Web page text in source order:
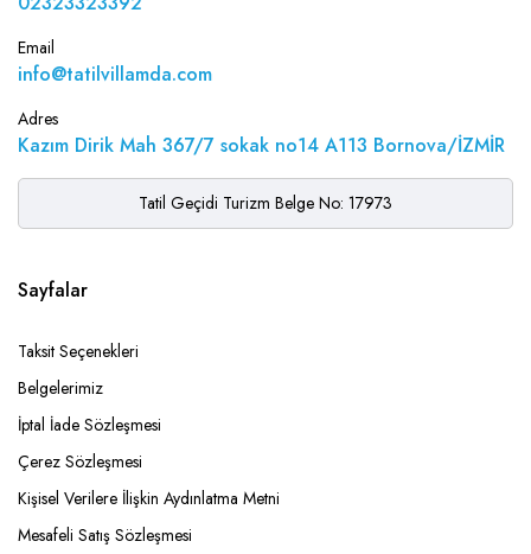
Email
info@tatilvillamda.com
Adres
Kazım Dirik Mah 367/7 sokak no14 A113 Bornova/İZMİR
Tatil Geçidi Turizm Belge No: 17973
Sayfalar
Taksit Seçenekleri
Belgelerimiz
İptal İade Sözleşmesi
Çerez Sözleşmesi
Kişisel Verilere İlişkin Aydınlatma Metni
Mesafeli Satış Sözleşmesi